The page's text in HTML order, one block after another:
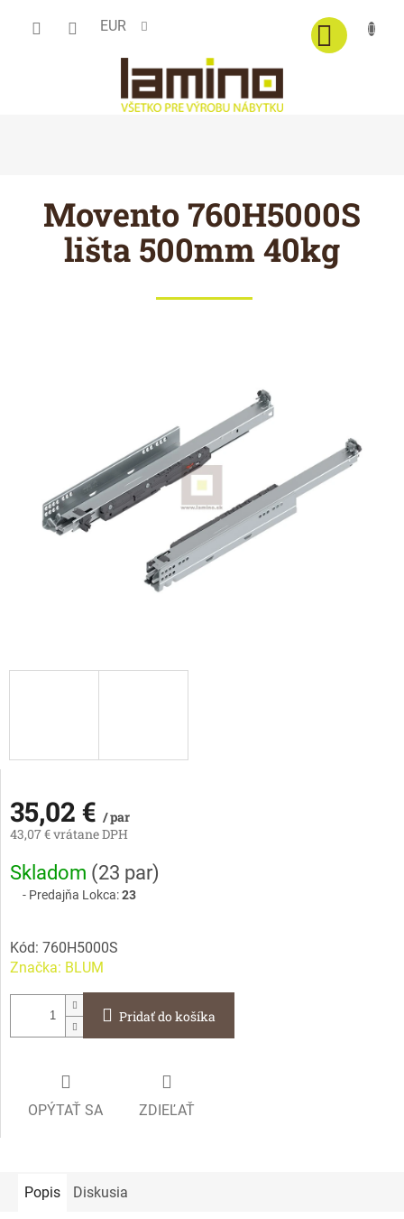
EUR
Movento 760H5000S
lišta 500mm 40kg
35,02 € / par
43,07 € vrátane DPH
Jednotková
cena:
Skladom (23 par)
Predajňa Lokca:23
Kód: 760H5000S
Značka: BLUM
Pridať do košíka
OPÝTAŤ SA ZDIEĽAŤ
Popis Diskusia